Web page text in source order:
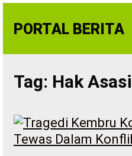
toPORTAL BERITA
Tag: Hak